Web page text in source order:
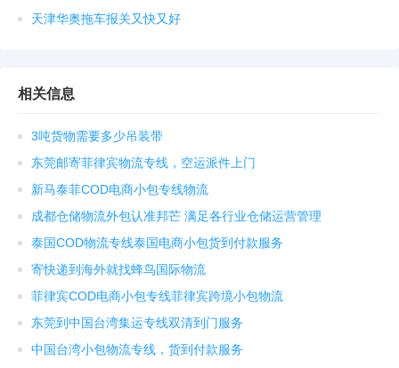
天津华奥拖车报关又快又好
相关信息
3吨货物需要多少吊装带
东莞邮寄菲律宾物流专线，空运派件上门
新马泰菲COD电商小包专线物流
成都仓储物流外包认准邦芒 满足各行业仓储运营管理
泰国COD物流专线泰国电商小包货到付款服务
寄快递到海外就找蜂鸟国际物流
菲律宾COD电商小包专线菲律宾跨境小包物流
东莞到中国台湾集运专线双清到门服务
中国台湾小包物流专线，货到付款服务